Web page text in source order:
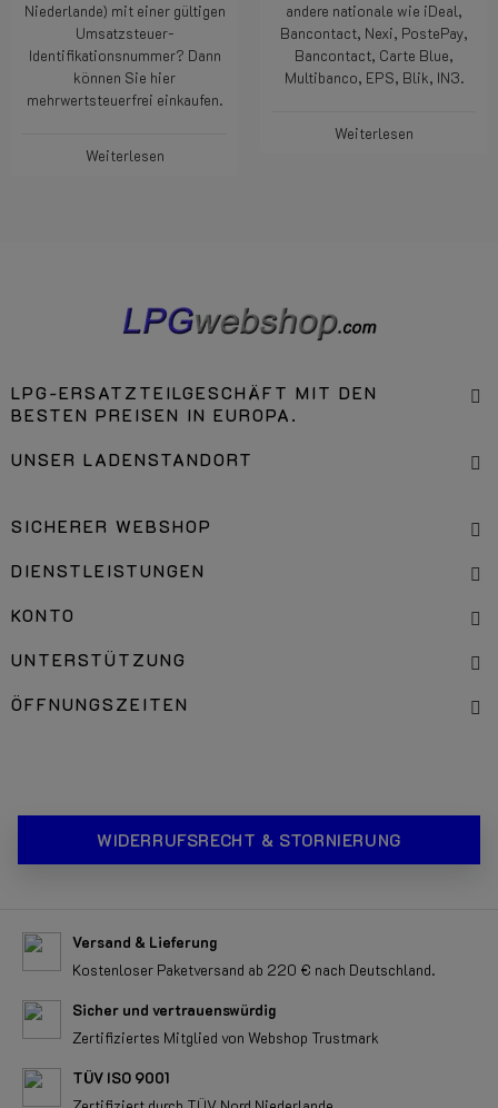
Niederlande) mit einer gültigen
Umsatzsteuer-
Identifikationsnummer? Dann
können Sie hier
mehrwertsteuerfrei einkaufen.
Weiterlesen
andere nationale wie iDeal,
Bancontact, Nexi, PostePay,
Bancontact, Carte Blue,
Multibanco, EPS, Blik, IN3.
Weiterlesen
LPG-ERSATZTEILGESCHÄFT MIT DEN
BESTEN PREISEN IN EUROPA.
UNSER LADENSTANDORT
SICHERER WEBSHOP
DIENSTLEISTUNGEN
KONTO
UNTERSTÜTZUNG
ÖFFNUNGSZEITEN
WIDERRUFSRECHT & STORNIERUNG
Versand & Lieferung
Kostenloser Paketversand ab 220 € nach Deutschland.
Sicher und vertrauenswürdig
Zertifiziertes Mitglied von Webshop Trustmark
TÜV ISO 9001